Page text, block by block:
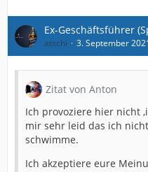
Ex-Geschäftsführer
atschi 3. September
Zitat von Anton
Ich provoziere hier nicht
mir sehr leid das ich
schwimme.
Ich akzeptiere eure